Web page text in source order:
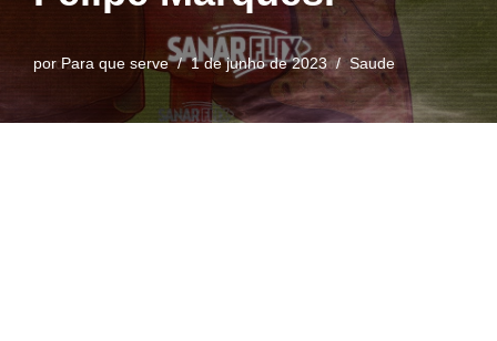
porPara que serve 1 de junho de 2023 Saude